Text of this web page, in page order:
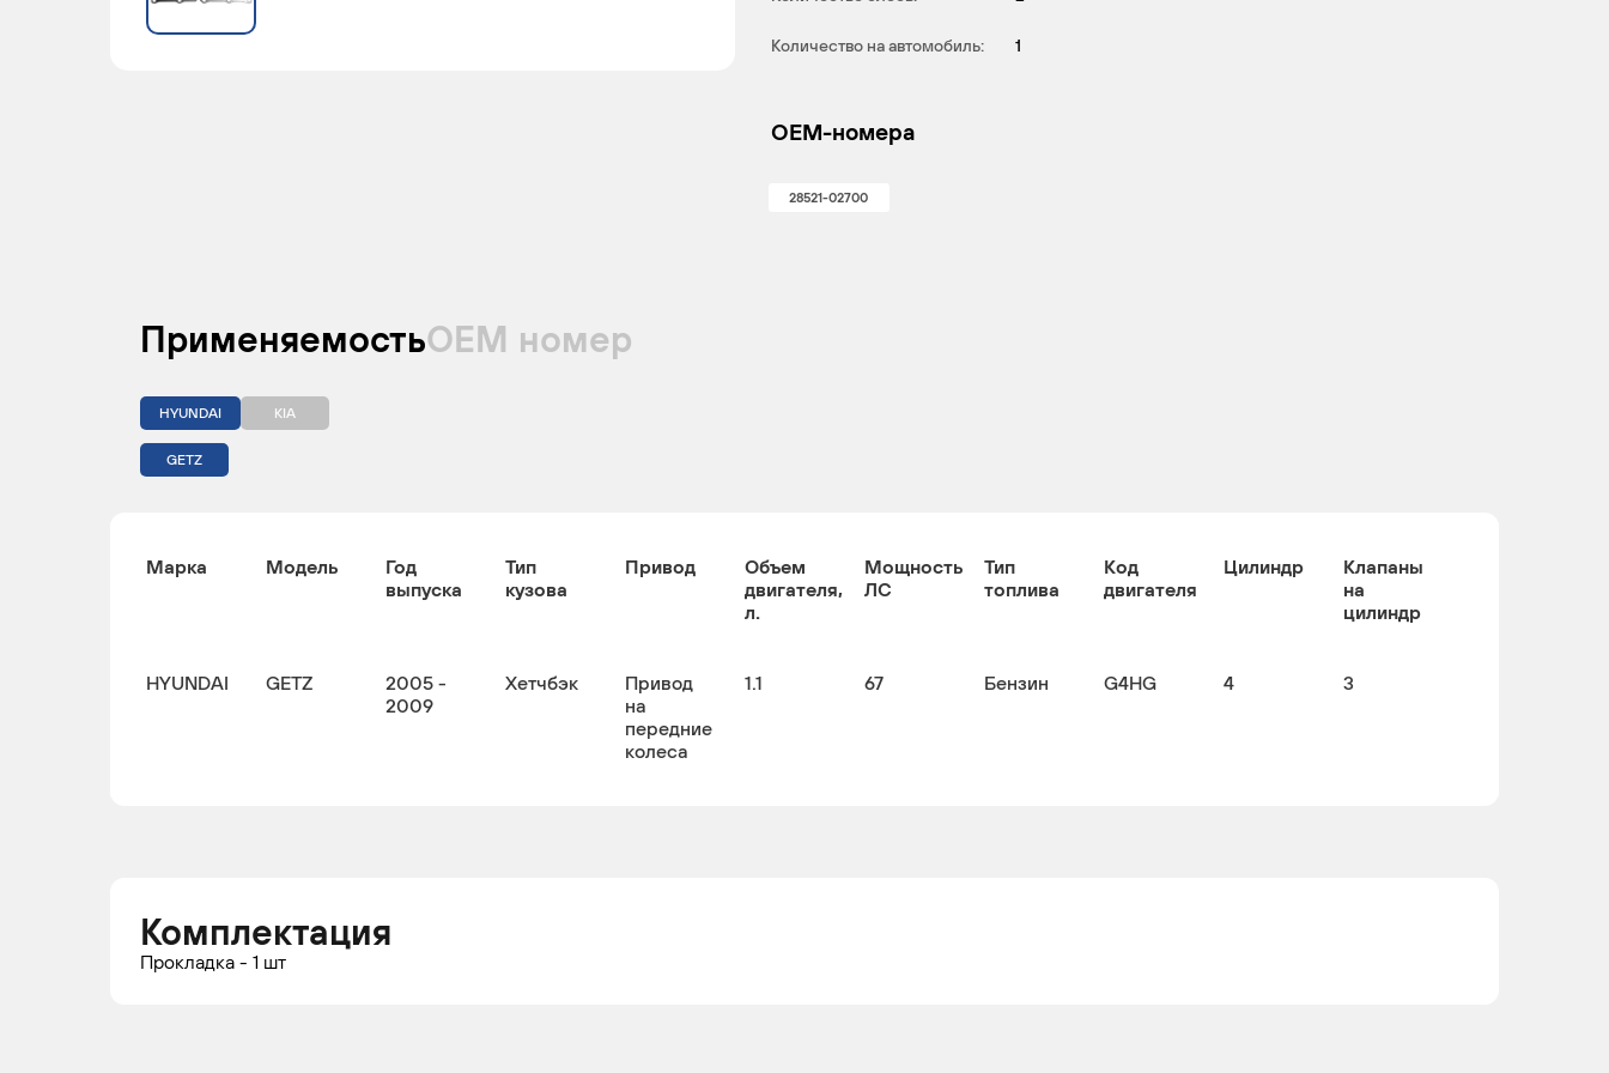
Количество на автомобиль: 1
OEM-номера
28521-02700
ПрименяемостьОЕМ номер
HYUNDAI KIA
GETZ
Марка Модель
Год
выпуска
Тип
кузова
Привод
Объем
двигателя,
л.
Мощность
ЛС
Тип
топлива
Код
двигателя
Цилиндр
Клапаны
на
цилиндр
HYUNDAI GETZ
2005 -
2009
Хетчбэк
Привод
на
передние
колеса
1.1 67 Бензин G4HG 4 3
Комплектация
Прокладка - 1 шт